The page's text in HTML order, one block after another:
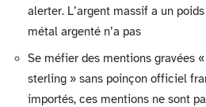
alerter. L’argent massif a un
métal argenté n’a pas
Se méfier des mentions gravées
sterling » sans poinçon officiel
importés, ces mentions ne sont